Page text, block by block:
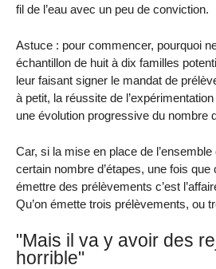
fil de l’eau avec un peu de conviction.
Astuce : pour commencer, pourquoi
échantillon de huit à dix familles
leur faisant signer le mandat de
à petit, la réussite de
une évolution progressive du nombre
Car, si la mise en place de
certain nombre d’étapes, une fois
émettre des prélèvements c’est
Qu’on émette trois prélèvements, ou
"Mais il va y avoir des
horrible"